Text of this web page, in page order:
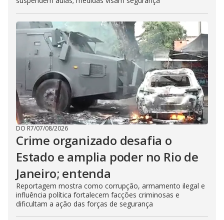
DO R7/07/08/2026
Crime organizado desafia o
Estado e amplia poder no Rio de
Janeiro; entenda
Reportagem mostra como corrupção, armamento ilegal e
influência política fortalecem facções criminosas e
dificultam a ação das forças de segurança